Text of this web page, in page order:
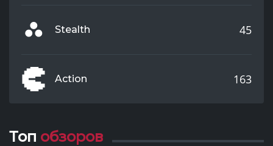
Stealth 45
Action 163
Топ обзоров